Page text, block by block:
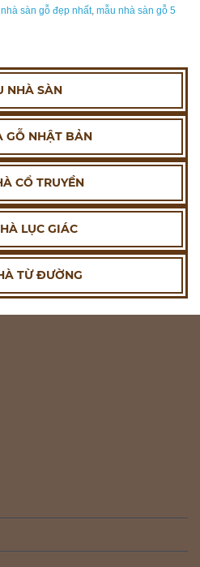
nhà sàn gỗ đẹp nhất, mẫu nhà sàn gỗ 5
NHÀ SÀN
GỖ NHẬT BẢN
CỔ TRUYỀN
LỤC GIÁC
TỪ ĐƯỜNG